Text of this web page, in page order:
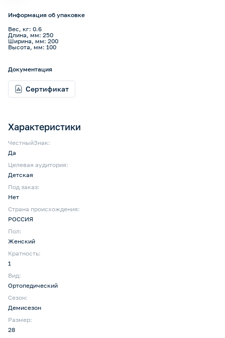
Характеристики
ЧестныйЗнак:
Да
Целевая аудитория:
Детская
Под заказ:
Нет
Страна происхождения:
РОССИЯ
Пол:
Женский
Кратность:
1
Вид:
Ортопедический
Сезон:
Демисезон
Размер:
28
Информация об упаковке
Вес, кг: 0.6
Длина, мм: 250
Ширина, мм: 200
Высота, мм: 100
Документация
Сертификат